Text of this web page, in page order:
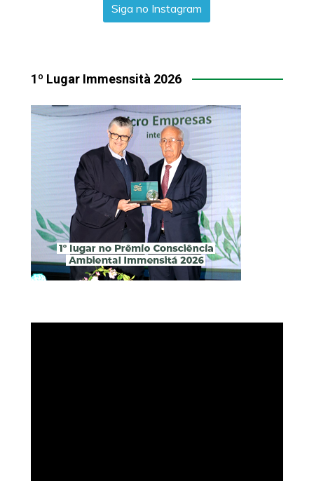
Siga no Instagram
1º Lugar Immesnsità 2026